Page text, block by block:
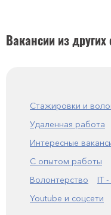
Вакансии из других
Стажировки и
Удаленная работа
Интересные
С опытом работы
Волонтерство
IT
Youtube и соцсети